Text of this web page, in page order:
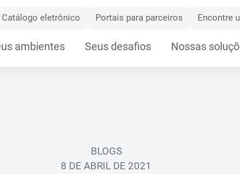
Catálogo eletrônico Portais para parceiros Encontre
ambientes Seus desafios Nossas
BLOGS
8 DE ABRIL DE 2021